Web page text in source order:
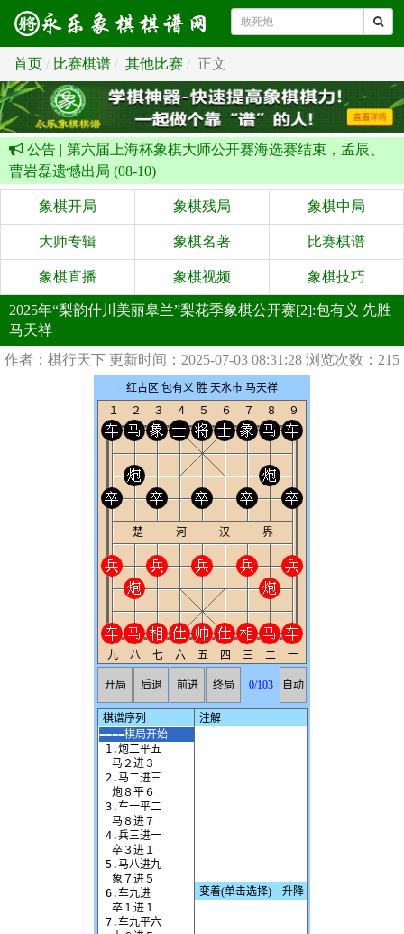
首页 比赛棋谱 其他比赛 正文
公告 | 第六届上海杯象棋大师公开赛海选赛结束，孟辰、
曹岩磊遗憾出局 (08-10)
象棋开局 象棋残局 象棋中局
大师专辑 象棋名著 比赛棋谱
象棋直播 象棋视频 象棋技巧
2025年“梨韵什川美丽皋兰”梨花季象棋公开赛[2]:包有义 先胜
马天祥
作者：棋行天下 更新时间：2025-07-03 08:31:28 浏览次数：215